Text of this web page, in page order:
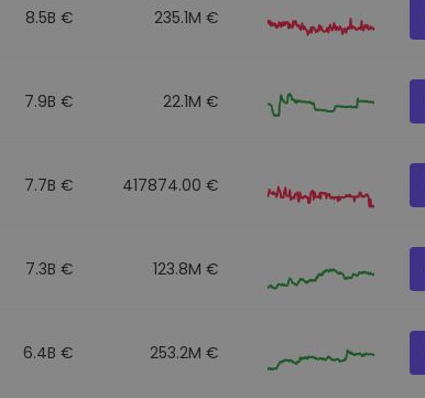
8.5B € 235.1M €
7.9B € 22.1M €
7.7B € 417874.00 €
7.3B € 123.8M €
6.4B € 253.2M €